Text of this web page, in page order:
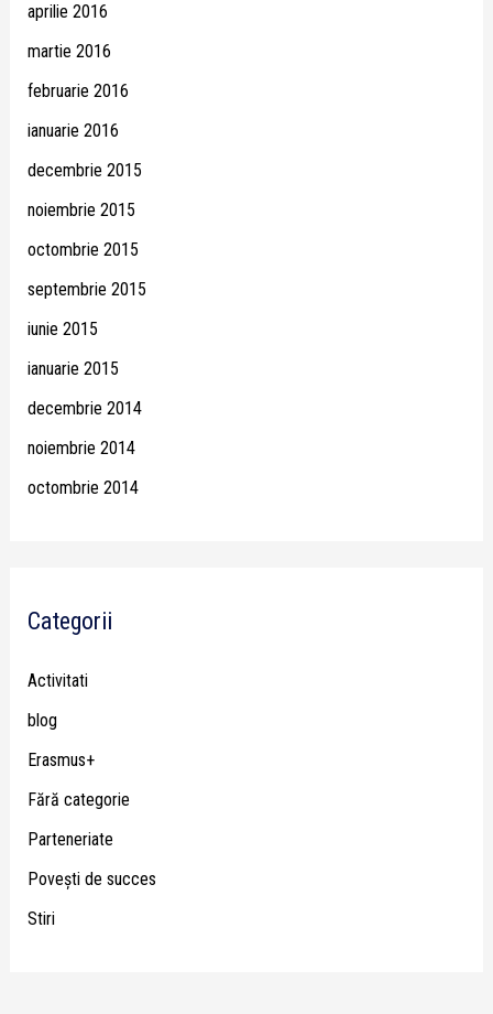
aprilie 2016
martie 2016
februarie 2016
ianuarie 2016
decembrie 2015
noiembrie 2015
octombrie 2015
septembrie 2015
iunie 2015
ianuarie 2015
decembrie 2014
noiembrie 2014
octombrie 2014
Categorii
Activitati
blog
Erasmus+
Fără categorie
Parteneriate
Poveşti de succes
Stiri